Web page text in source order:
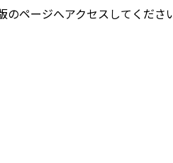
ページへアクセスしてくださ